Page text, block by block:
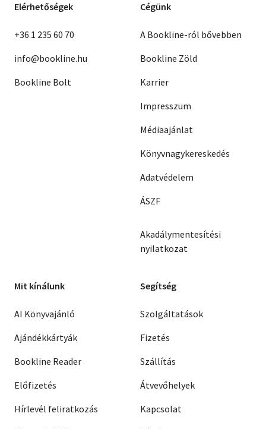
Elérhetőségek
+36 1 235 60 70
info@bookline.hu
Bookline Bolt
Cégünk
A Bookline-ról bővebben
Bookline Zöld
Karrier
Impresszum
Médiaajánlat
Könyvnagykereskedés
Adatvédelem
ÁSZF
Akadálymentesítési
nyilatkozat
Mit kínálunk
AI Könyvajánló
Ajándékkártyák
Bookline Reader
Előfizetés
Hírlevél feliratkozás
Segítség
Szolgáltatások
Fizetés
Szállítás
Átvevőhelyek
Kapcsolat